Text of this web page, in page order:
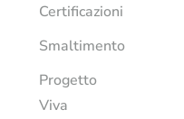
Certificazioni
Smaltimento
Progetto
Viva